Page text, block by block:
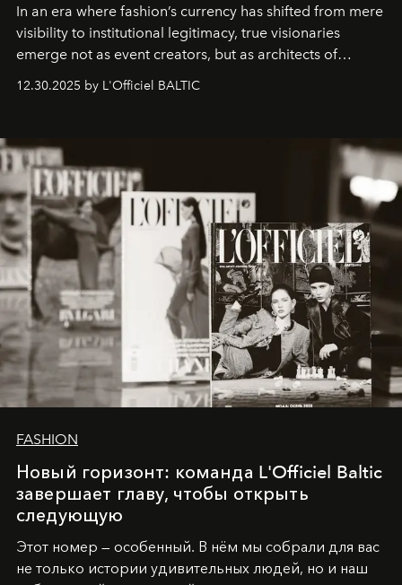
In an era where fashion’s currency has shifted from mere
visibility to institutional legitimacy, true visionaries
emerge not as event creators, but as architects of
brand strategist with three decades of mastery in luxury,
framework where creativity, commerce, and culture
converge with surgical precision.
12.30.2025 by L'Officiel BALTIC
FASHION
Новый горизонт: команда L'Officiel Baltic
завершает главу, чтобы открыть
следующую
Этот номер — особенный. В нём мы собрали для вас
не только истории удивительных людей, но и наш